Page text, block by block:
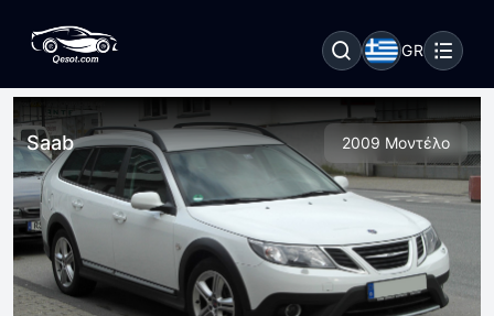
GR
Saab 2009 Μοντέλο